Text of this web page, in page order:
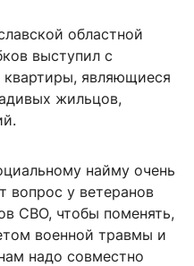
областной
выступил с
являющиеся
жильцов,
найму очень
вопрос у ветеранов
СВО, чтобы поменять,
военной травмы и
надо совместно